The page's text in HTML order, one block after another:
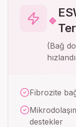
🔹
(Bağ
Fibrozite
destekler